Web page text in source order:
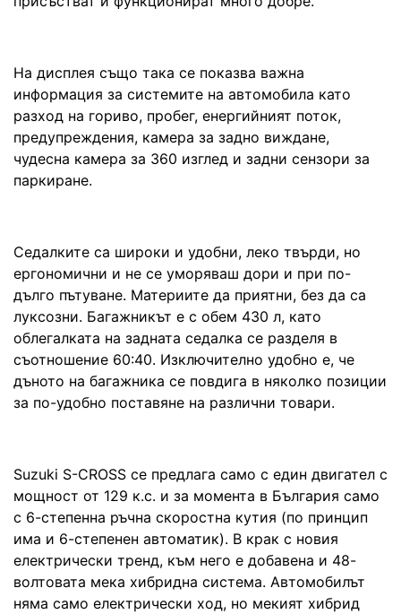
На дисплея също така се показва важна
информация за системите на автомобила като
разход на гориво, пробег, енергийният поток,
предупреждения, камера за задно виждане,
чудесна камера за 360 изглед и задни сензори за
паркиране.
Седалките са широки и удобни, леко твърди, но
ергономични и не се уморяваш дори и при по-
дълго пътуване. Материите да приятни, без да са
луксозни. Багажникът е с обем 430 л, като
облегалката на задната седалка се разделя в
съотношение 60:40. Изключително удобно е, че
дъното на багажника се повдига в няколко позиции
за по-удобно поставяне на различни товари.
Suzuki S-CROSS се предлага само с един двигател с
мощност от 129 к.с. и за момента в България само
с 6-степенна ръчна скоростна кутия (по принцип
има и 6-степенен автоматик). В крак с новия
електрически тренд, към него е добавена и 48-
волтовата мека хибридна система. Автомобилът
няма само електрически ход, но мекият хибрид